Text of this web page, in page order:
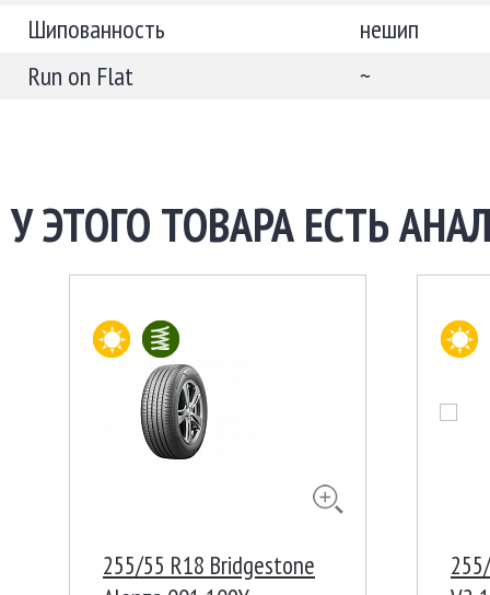
Шипованность
нешип
Run on Flat
~
У ЭТОГО ТОВАРА ЕСТЬ
255/55 R18 Bridgestone